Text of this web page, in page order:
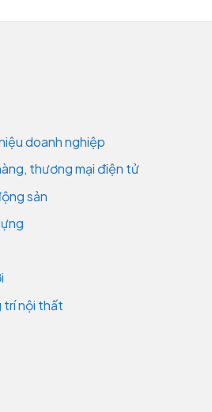
doanh nghiệp
thương mại điện tử
sản
trí nội thất